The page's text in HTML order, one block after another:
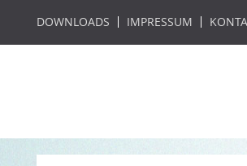
DOWNLOADS IMPRESSUM